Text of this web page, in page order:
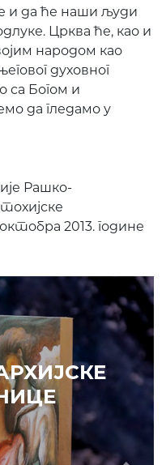
и да ће наши људи
Црква ће, као и
народом као
духовног
са Богом и
да гледамо у
Рашко-
2013. године
РАДИОНИЦЕ
КУПИТЕ